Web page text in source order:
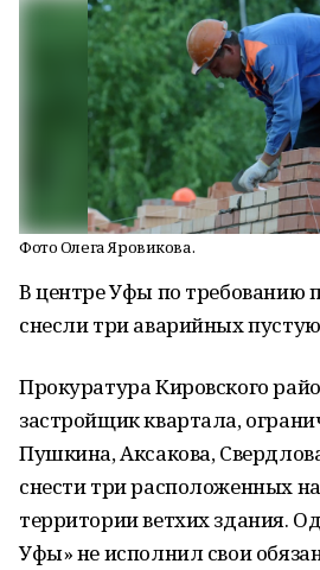
Фото Олега Яровикова.
В центре Уфы по требованию
снесли три аварийных
Прокуратура Кировского
застройщик квартала,
Пушкина, Аксакова,
снести три расположенных
территории ветхих здания.
Уфы» не исполнил свои